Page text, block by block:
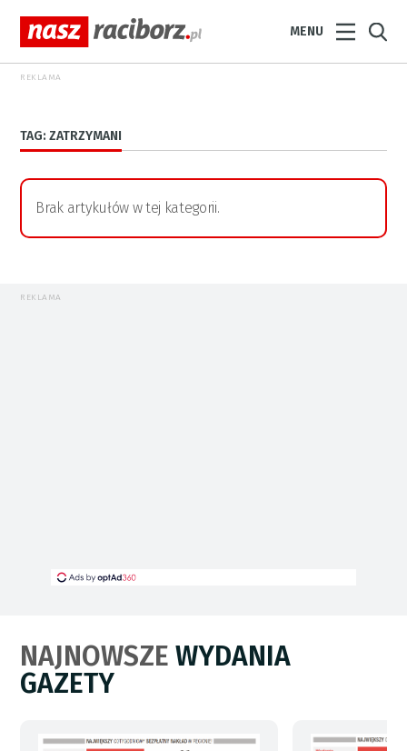
MENU
REKLAMA
TAG: ZATRZYMANI
Brak artykułów w tej kategorii.
REKLAMA
NAJNOWSZEWYDANIA
GAZETY